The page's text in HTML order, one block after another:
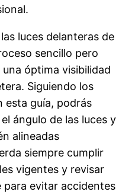
luces delanteras de
sencillo pero
óptima visibilidad
Siguiendo los
esta guía, podrás
ángulo de las luces y
alineadas
siempre cumplir
vigentes y revisar
para evitar accidentes